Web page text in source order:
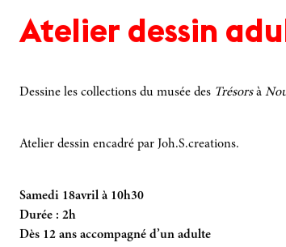
Atelier dessin
Dessine les collections du musée des Trésorsà
Atelier dessin encadré par Joh.S.creations.
Samedi 18avril à 10h30
Durée : 2h
Dès 12 ans accompagné d’un adulte